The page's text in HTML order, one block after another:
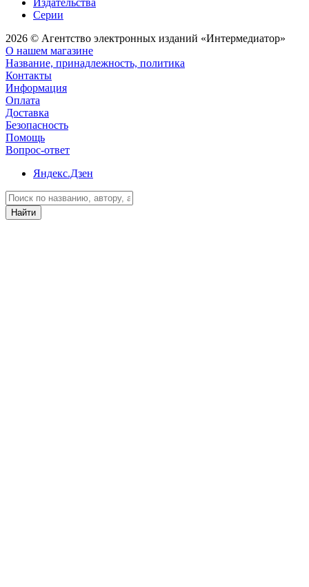
Серии
2026 © Агентство электронных изданий «Интермедиатор»
О нашем магазине
Название, принадлежность, политика
Контакты
Информация
Оплата
Доставка
Безопасность
Помощь
Вопрос-ответ
Яндекс.Дзен
Найти